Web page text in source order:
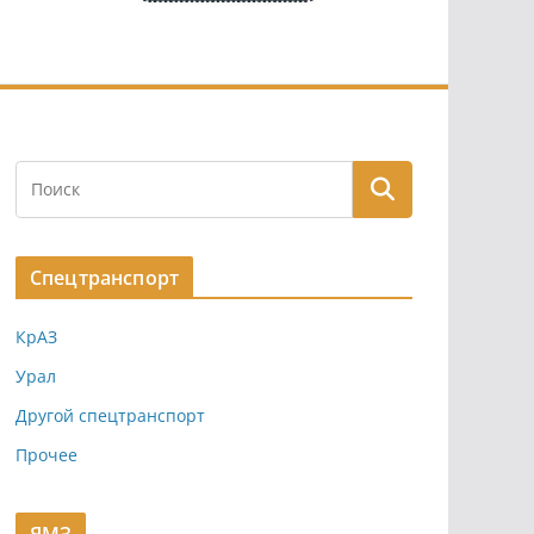
Спецтранспорт
КрАЗ
Урал
Другой спецтранспорт
Прочее